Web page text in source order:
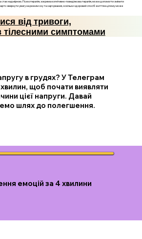
надмірною. Психотерапія, зокрема когнітивно-поведінкова терапія, може допомогти змінити
звернути увагу на режим сну та харчування, оскільки здоровий спосіб життя в цілому може
від тривоги,
тілесними симптомами
в грудях? У Телеграм
щоб почати виявляти
цієї напруги. Давай
шлях до полегшення.
емоцій за 4 хвилини